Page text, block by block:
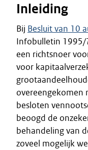
Inleiding
Bij Besluit van 10
Infobulletin 1995/
een richtsnoer
voor
overeengekomen
besloten
beoogd de
behandeling van
zoveel mogelijk